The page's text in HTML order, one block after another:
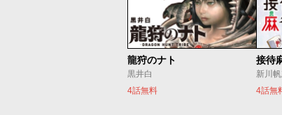
龍狩のナト
黒井白
4話無料
接待
新川
4話無